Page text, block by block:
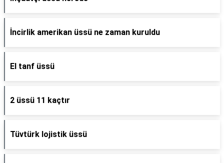
İncirlik amerikan üssü ne zaman kuruldu
El tanf üssü
2 üssü 11 kaçtır
Tüvtürk lojistik üssü